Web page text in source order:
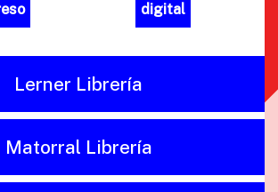
digital
Lerner Librería
Matorral Librería